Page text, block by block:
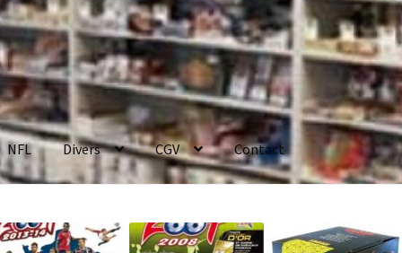
NFL Divers CGV Contact